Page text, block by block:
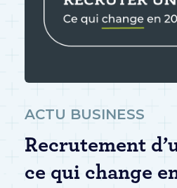
ACTU BUSINESS
Recrutement
ce qui change